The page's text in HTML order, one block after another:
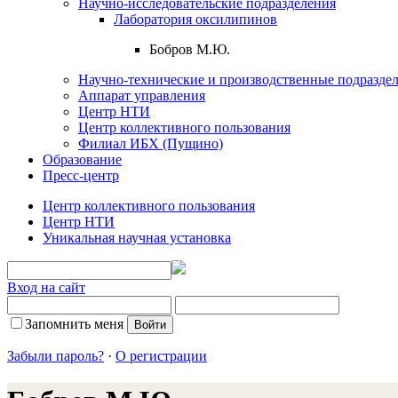
Лаборатория оксилипинов
Бобров М.Ю.
Научно-технические и производственные
Аппарат управления
Центр НТИ
Центр коллективного пользования
Филиал ИБХ (Пущино)
Образование
Пресс-центр
Центр коллективного пользования
Центр НТИ
Уникальная научная установка
Вход на сайт
Запомнить меня
Забыли пароль? · О регистрации